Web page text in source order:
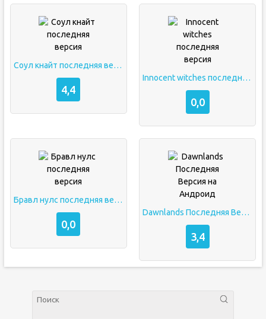
Соул кнайт последняя версия
4,4
Innocent witches последняя версия
0,0
Бравл нулс последняя версия
0,0
Dawnlands Последняя Версия на Андроид
3,4